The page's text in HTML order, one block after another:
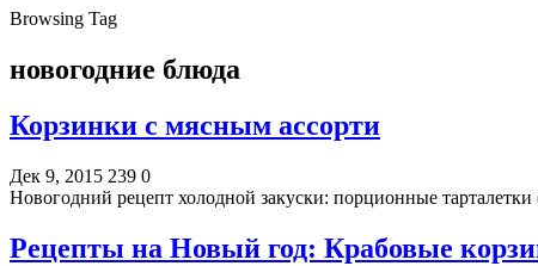
Browsing Tag
новогодние блюда
Корзинки с мясным ассорти
Дек 9, 2015 239 0
Новогодний рецепт холодной закуски: порционные
Рецепты на Новый год: Крабовые